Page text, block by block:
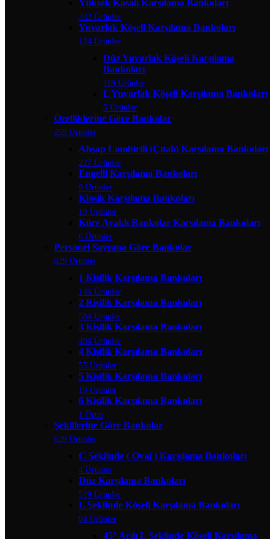
Yüksek Kasalı Karşılama Bankoları
332 Ürünler
Yuvarlak Köşeli Karşılama Bankoları
124 Ürünler
Düz Yuvarlak Köşeli Karşılama
Bankoları
119 Ürünler
L Yuvarlak Köşeli Karşılama Bankoları
5 Ürünler
Özelliklerine Göre Bankolar
255 Ürünler
Ahşap Lambirili (Çıtalı) Karşılama Bankoları
227 Ürünler
Engelli Karşılama Bankoları
9 Ürünler
Klasik Karşılama Bankoları
19 Ürünler
Küre Ayaklı Bankolar Karşılama Bankoları
6 Ürünler
Personel Sayısına Göre Bankolar
629 Ürünler
1 Kişilik Karşılama Bankoları
146 Ürünler
2 Kişilik Karşılama Bankoları
584 Ürünler
3 Kişilik Karşılama Bankoları
494 Ürünler
4 Kişilik Karşılama Bankoları
55 Ürünler
5 Kişilik Karşılama Bankoları
19 Ürünler
6 Kişilik Karşılama Bankoları
1 Ürün
Şekillerine Göre Bankolar
629 Ürünler
C Şeklinde ( Oval ) Karşılama Bankoları
4 Ürünler
Düz Karşılama Bankoları
519 Ürünler
L Şeklinde Köşeli Karşılama Bankoları
94 Ürünler
45° Açılı L Şeklinde Köşeli Karşılama